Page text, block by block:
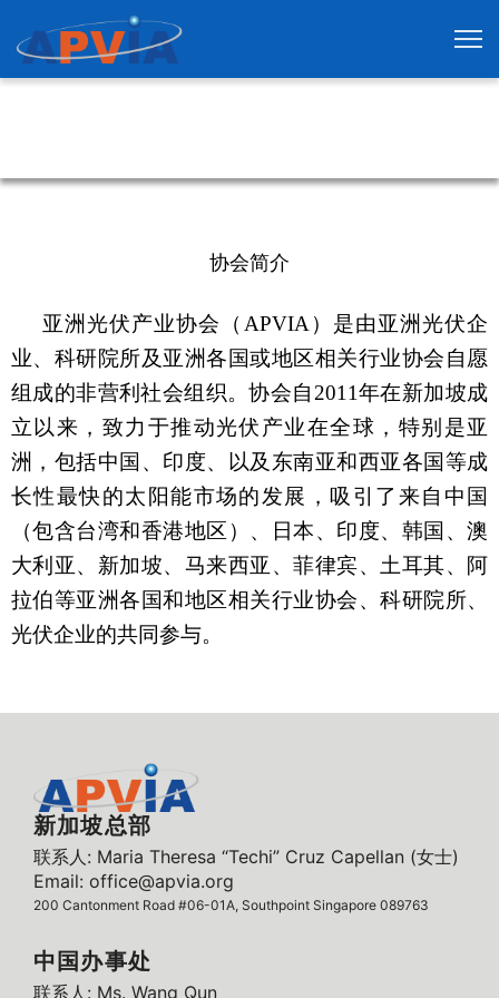
协会简介
亚洲光伏产业协会（ APVIA）是由亚洲光伏企
业、科研院所及亚洲各国或地区相关行业协会自愿
组成的非营利社会组织。协会自2011年在新加坡成
立以来，致力于推动光伏产业在全球，特别是亚
洲，包括中国、印度、以及东南亚和西亚各国等成
长性最快的太阳能市场的发展，吸引了来自中国
（包含台湾和香港地区）、日本、印度、韩国、澳
大利亚、新加坡、马来西亚、菲律宾、土耳其、阿
拉伯等亚洲各国和地区相关行业协会、科研院所、
光伏企业的共同参与。
新加坡总部
联系人: Maria Theresa “Techi” Cruz Capellan (女士)
Email: office@apvia.org
200 Cantonment Road #06-01A, Southpoint Singapore 089763
中国办事处
联系人: Ms. Wang Qun